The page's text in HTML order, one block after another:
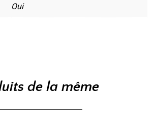
Oui
de la même